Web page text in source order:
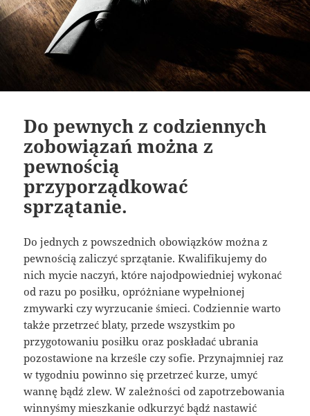
Do pewnych z codziennych
zobowiązań można z
pewnością
przyporządkować
sprzątanie.
Do jednych z powszednich obowiązków można z
pewnością zaliczyć sprzątanie. Kwalifikujemy do
nich mycie naczyń, które najodpowiedniej wykonać
od razu po posiłku, opróżniane wypełnionej
zmywarki czy wyrzucanie śmieci. Codziennie warto
także przetrzeć blaty, przede wszystkim po
przygotowaniu posiłku oraz poskładać ubrania
pozostawione na krześle czy sofie. Przynajmniej raz
w tygodniu powinno się przetrzeć kurze, umyć
wannę bądź zlew. W zależności od zapotrzebowania
winnyśmy mieszkanie odkurzyć bądź nastawić